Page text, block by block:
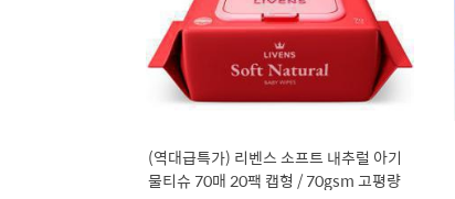
(역대급특가) 리벤스 소프트 내추럴 아기
물티슈 70매 20팩 캡형 / 70gsm 고평량